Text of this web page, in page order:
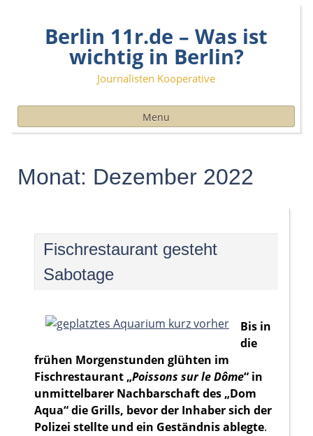
contentBerlin 11r.de – Was ist
wichtig in Berlin?
Journalisten Kooperative
Menu
Monat: Dezember 2022
Fischrestaurant gesteht
Sabotage
Bis in
die
frühen Morgenstunden glühten im
Fischrestaurant „Poissons sur le Dôme“ in
unmittelbarer Nachbarschaft des „Dom
Aqua“ die Grills, bevor der Inhaber sich der
Polizei stellte und ein Geständnis ablegte.